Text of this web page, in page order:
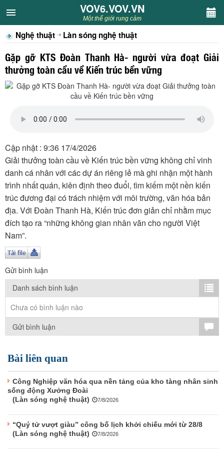
VOV6.VOV.VN
CHUYÊN MỤC
Khách VOV6
Văn học
Nghệ thuật
Thiếu nhi
Kết nối VOV6
TÌM KIẾM
Vận hành bởi QI Corp
VOV6.VOV.VN
Một thế giới rung cảm
Nghệ thuật Làn sóng nghệ thuật
Gặp gỡ KTS Đoàn Thanh Hà- người vừa đoạt Giải
thưởng toàn cầu về Kiến trúc bền vững
Cập nhật : 9:36 17/4/2026
Giải thưởng toàn cầu về Kiến trúc bền vững không chỉ vinh
danh cá nhân với các dự án riêng lẻ mà ghi nhận một hành
trình nhất quán, kiên định theo đuổi, tìm kiếm một nền kiến
trúc đương đại có trách nhiệm với môi trường, văn hóa bản
địa. Với Đoàn Thanh Hà, Kiến trúc đơn giản chỉ nhằm mục
đích tạo ra “những không gian nhân văn cho người Việt
Nam”.
Gửi bình luận
Danh sách bình luận
Chưa có bình luận nào
Gửi bình luận
Bài liên quan
Công Nghiệp văn hóa qua nền tảng của kho tàng nhân sinh
sống động Xưởng Đoài
(Làn sóng nghệ thuật)
7/8/2026
“Quý tử vượt giàu” công bố lịch khởi chiếu mới từ 28/8
(Làn sóng nghệ thuật)
7/8/2026